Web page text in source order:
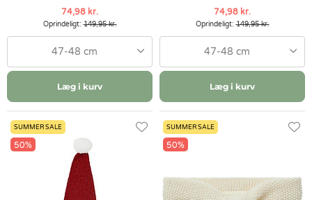
74,98 kr.
Oprindeligt:149,95 kr.
47-48 cm
Læg i kurv
74,98 kr.
Oprindeligt:149,95 kr.
47-48 cm
Læg i kurv
SUMMER SALE
50%
SUMMER SALE
50%